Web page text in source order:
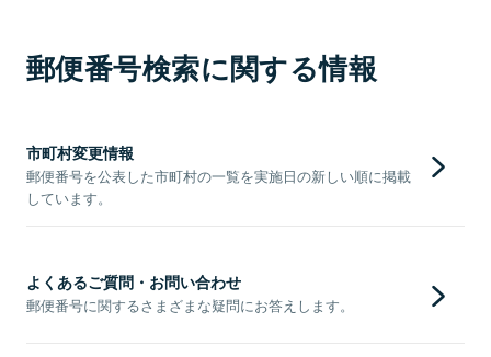
郵便番号検索に関する情報
市町村変更情報
郵便番号を公表した市町村の一覧を実施日の新しい順に掲載
しています。
よくあるご質問・お問い合わせ
郵便番号に関するさまざまな疑問にお答えします。